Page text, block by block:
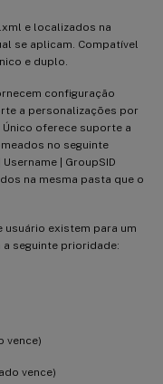
e localizados na
se aplicam. Compatível
e duplo.
configuração
a personalizações por
oferece suporte a
no seguinte
Username | GroupSID
na mesma pasta que o
usuário existem para um
seguinte prioridade:
vence)
vence)